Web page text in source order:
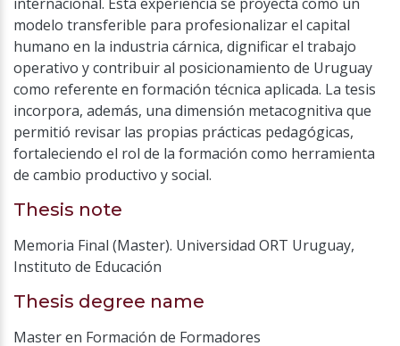
modelo transferible para profesionalizar el capital
humano en la industria cárnica, dignificar el trabajo
operativo y contribuir al posicionamiento de Uruguay
como referente en formación técnica aplicada. La tesis
incorpora, además, una dimensión metacognitiva que
permitió revisar las propias prácticas pedagógicas,
fortaleciendo el rol de la formación como herramienta
de cambio productivo y social.
Thesis note
Memoria Final (Master). Universidad ORT Uruguay,
Instituto de Educación
Thesis degree name
Master en Formación de Formadores